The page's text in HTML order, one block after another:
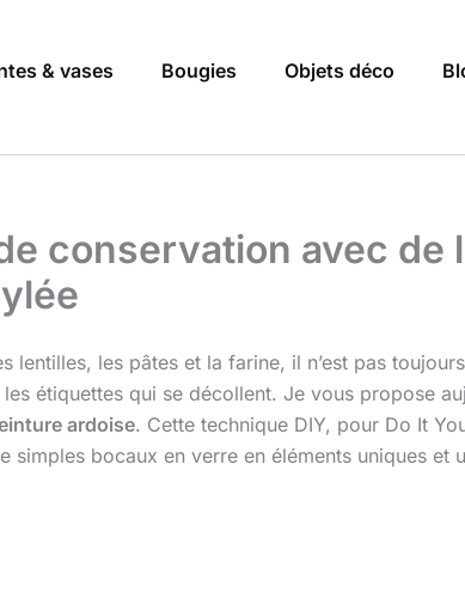
& vases Bougies Objets déco
conservation avec de
les pâtes et la farine, il n’est pas
étiquettes qui se décollent. Je vous propose
ardoise. Cette technique DIY, pour Do It
simples bocaux en verre en éléments uniques et